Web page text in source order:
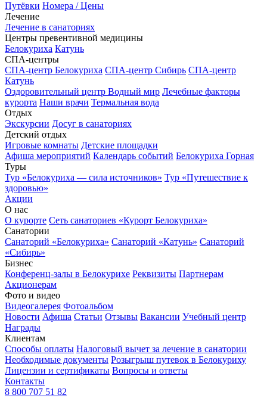
Путёвки Номера / Цены
Лечение
Лечение в санаториях
Центры превентивной медицины
Белокуриха Катунь
СПА-центры
СПА-центр Белокуриха СПА-центр Сибирь СПА-центр
Катунь
Оздоровительный центр Водный мир Лечебные факторы
курорта Наши врачи Термальная вода
Отдых
Экскурсии Досуг в санаториях
Детский отдых
Игровые комнаты Детские площадки
Афиша мероприятий Календарь событий Белокуриха Горная
Туры
Тур «Белокуриха — сила источников» Тур «Путешествие к
здоровью»
Акции
О нас
О курорте Сеть санаториев «Курорт Белокуриха»
Санатории
Санаторий «Белокуриха» Санаторий «Катунь» Санаторий
«Сибирь»
Бизнес
Конференц-залы в Белокурихе Реквизиты Партнерам
Акционерам
Фото и видео
Видеогалерея Фотоальбом
Новости Афиша Статьи Отзывы Вакансии Учебный центр
Награды
Клиентам
Способы оплаты Налоговый вычет за лечение в санатории
Необходимые документы Розыгрыш путевок в Белокуриху
Лицензии и сертификаты Вопросы и ответы
Контакты
8 800 707 51 82